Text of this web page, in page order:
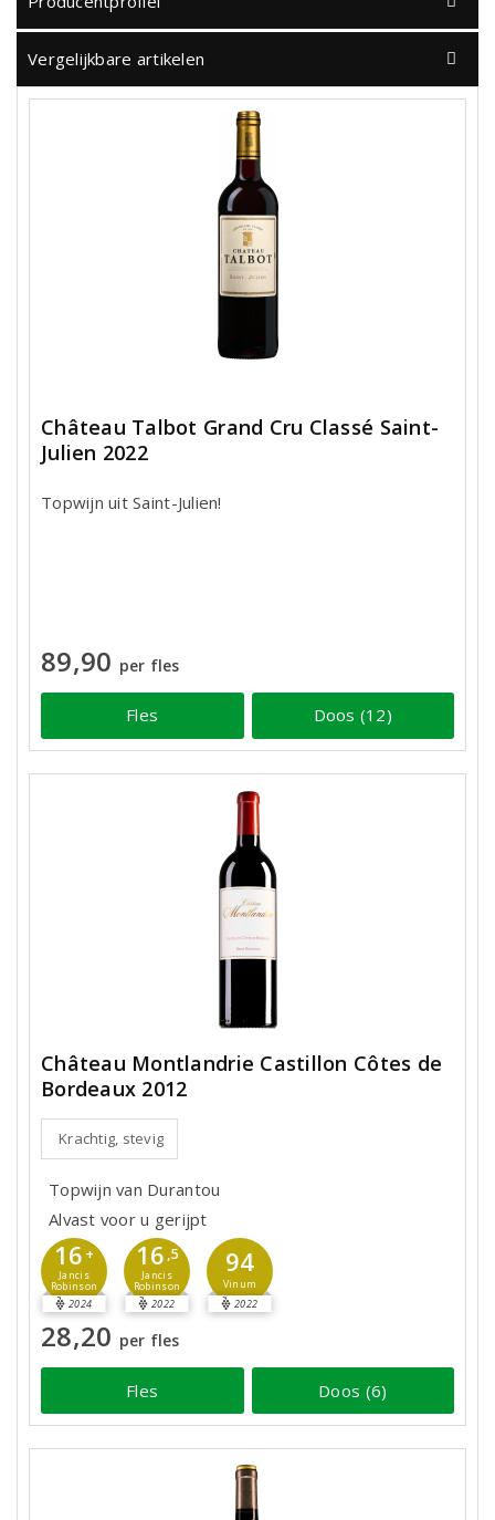
Vergelijkbare artikelen
Château Talbot Grand Cru Classé Saint-
Julien 2022
Topwijn uit Saint-Julien!
89,90 per fles
Fles Doos (12)
Château Montlandrie Castillon Côtes de
Bordeaux 2012
Krachtig, stevig
Topwijn van Durantou
Alvast voor u gerijpt
16 +
Jancis
Robinson
2024
16 ,5
Jancis
Robinson
2022
94
Vinum
2022
28,20 per fles
Fles Doos (6)